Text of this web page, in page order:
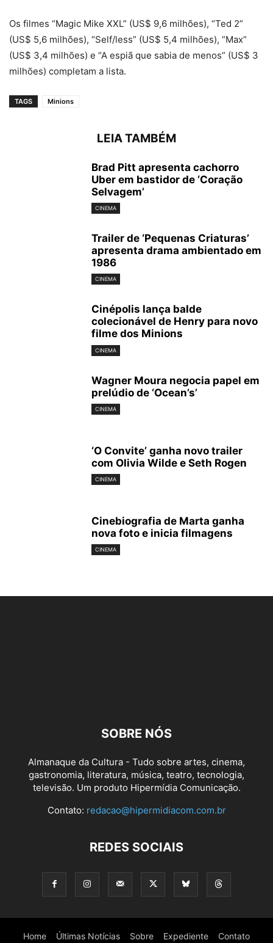
Os filmes “Magic Mike XXL” (US$ 9,6 milhões), “Ted 2”
(US$ 5,6 milhões), “Self/less” (US$ 5,4 milhões), “Max”
(US$ 3,4 milhões) e “A espiã que sabia de menos” (US$ 3
milhões) completam a lista.
TAGS Minions
LEIA TAMBÉM
Brad Pitt apresenta cachorro
Uber em bastidor de ‘Coração
Selvagem’
CINEMA
Trailer de ‘Pequenas Criaturas’
apresenta drama ambientado em
1986
CINEMA
Cinépolis lança balde
colecionável de Henry para novo
filme dos Minions
CINEMA
Wagner Moura negocia papel em
prelúdio de ‘Ocean’s’
CINEMA
‘O Convite’ ganha novo trailer
com Olivia Wilde e Seth Rogen
CINEMA
Cinebiografia de Marta ganha
nova foto e inicia filmagens
CINEMA
SOBRE NÓS
Almanaque da Cultura - Tudo sobre artes, cinema,
gastronomia, literatura, música, teatro, tecnologia,
televisão. Um produto Hipermídia Comunicação.
Contato: redacao@hipermidiacom.com.br
REDES SOCIAIS
Home Últimas Notícias Sobre Expediente Contato